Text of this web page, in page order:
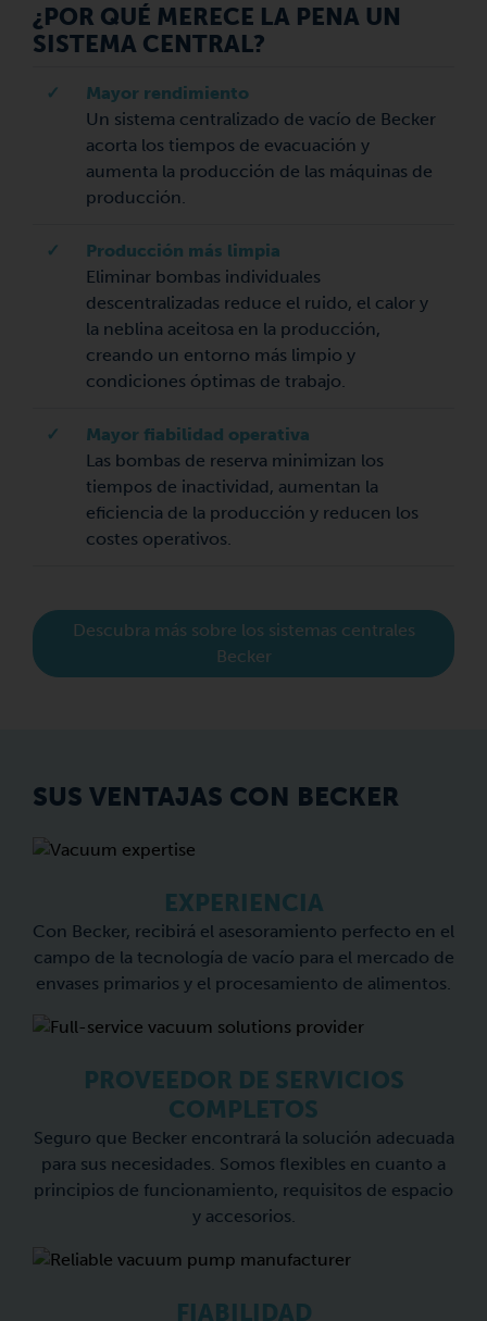
¿POR QUÉ MERECE LA PENA UN
SISTEMA CENTRAL?
✓
Mayor rendimiento
Un sistema centralizado de vacío de Becker
acorta los tiempos de evacuación y
aumenta la producción de las máquinas de
producción.
✓
Producción más limpia
Eliminar bombas individuales
descentralizadas reduce el ruido, el calor y
la neblina aceitosa en la producción,
creando un entorno más limpio y
condiciones óptimas de trabajo.
✓
Mayor fiabilidad operativa
Las bombas de reserva minimizan los
tiempos de inactividad, aumentan la
eficiencia de la producción y reducen los
costes operativos.
Descubra más sobre los sistemas centrales
Becker
SUS VENTAJAS CON BECKER
EXPERIENCIA
Con Becker, recibirá el asesoramiento perfecto en el
campo de la tecnología de vacío para el mercado de
envases primarios y el procesamiento de alimentos.
PROVEEDOR DE SERVICIOS
COMPLETOS
Seguro que Becker encontrará la solución adecuada
para sus necesidades. Somos flexibles en cuanto a
principios de funcionamiento, requisitos de espacio
y accesorios.
FIABILIDAD